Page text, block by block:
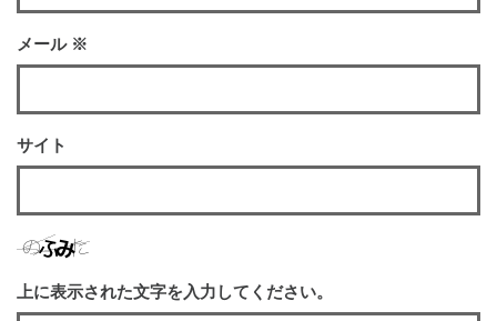
メール ※
サイト
上に表示された文字を入力してください。